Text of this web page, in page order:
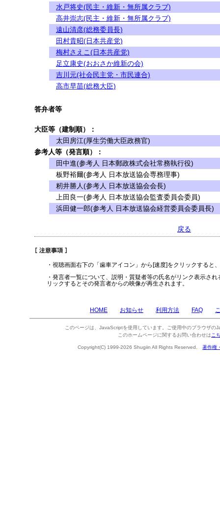
水戸将史(民主・維新・無所属クラブ)
高井崇志(民主・維新・無所属クラブ)
遠山清彦(総務委員長)
田村貴昭(日本共産党)
梅村さえこ(日本共産党)
足立康史(おおさか維新の会)
吉川元(社会民主党・市民連合)
高市早苗(総務大臣)
答弁者等
大臣等（建制順）：
太田房江(厚生労働大臣政務官)
参考人等（発言順）：
田中進(参考人 日本郵政株式会社常務執行役)
板野裕爾(参考人 日本放送協会専務理事)
籾井勝人(参考人 日本放送協会会長)
上田良一(参考人 日本放送協会監査委員会委員)
浜田健一郎(参考人 日本放送協会経営委員会委員長)
戻る
・視聴画面右下の「歯車アイコン」から[速度]をクリックすると
・発言者一覧について、説明・質疑者等の氏名がリンク表示さ
リックするとその発言者からの映像が再生されます。
HOME お知らせ 利用方法 FAQ
このページは、JavaScriptを使用しています。ご使用中のブラウザの
このホームページに関するお問い合わせは こ
Copyright(C) 1999-2026 Shugiin All Rights Reserved. 著作権